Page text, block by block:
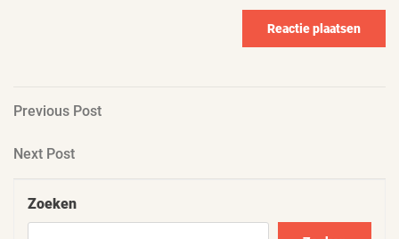
Berichtnavigatie
Previous
Previous Post
Next
Next Post
Zoeken